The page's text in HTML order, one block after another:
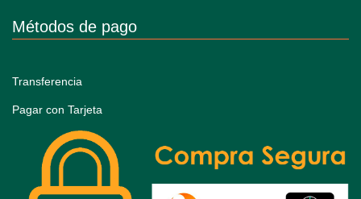
Métodos de pago
Transferencia
Pagar con Tarjeta